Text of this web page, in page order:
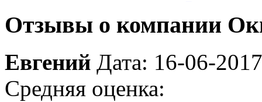
Отзывы о компании
Евгений Дата: 16-06-2017
Средняя оценка: